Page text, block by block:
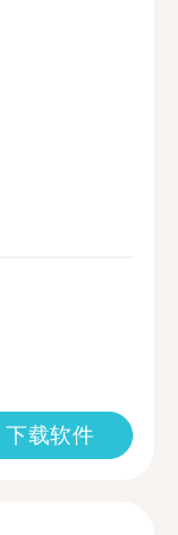
下载软件